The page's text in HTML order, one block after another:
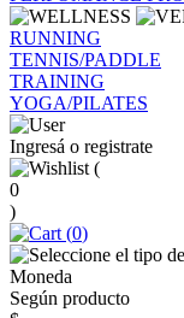
RUNNING
TENNIS/PADDLE
TRAINING
YOGA/PILATES
Ingresá o registrate
(
0
)
(0)
Moneda
Según producto